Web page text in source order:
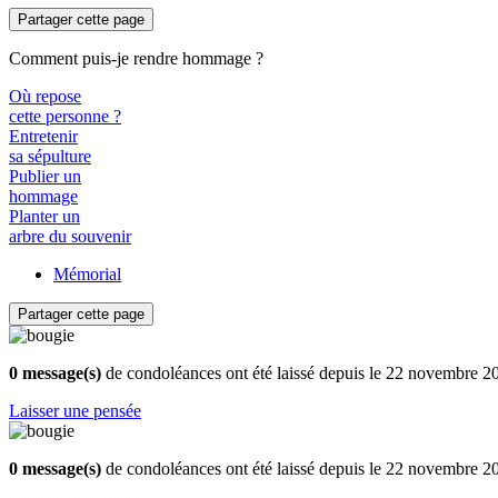
Partager cette page
Comment puis-je rendre hommage ?
Où repose
cette personne ?
Entretenir
sa sépulture
Publier un
hommage
Planter un
arbre du souvenir
Mémorial
Partager cette page
0 message(s) de condoléances ont été laissé depuis le 22 novembre
Laisser une pensée
0 message(s) de condoléances ont été laissé depuis le 22 novembre